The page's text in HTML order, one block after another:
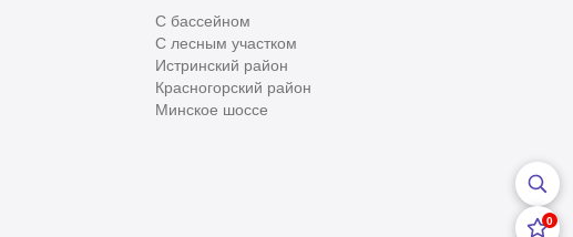
С бассейном
С лесным участком
Истринский район
Красногорский район
Минское шоссе
0
Все
Сегодня